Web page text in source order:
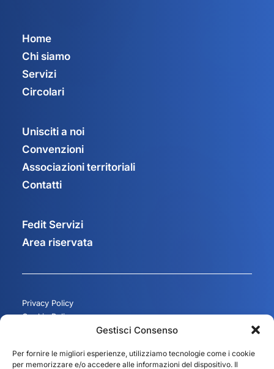
Gestisci Consenso
Per fornire le migliori esperienze, utilizziamo tecnologie come i cookie
per memorizzare e/o accedere alle informazioni del dispositivo. Il
Home
Chi siamo
Servizi
Circolari
Unisciti a noi
Convenzioni
Associazioni territoriali
Contatti
Fedit Servizi
Area riservata
Privacy Policy
Cookie Policy